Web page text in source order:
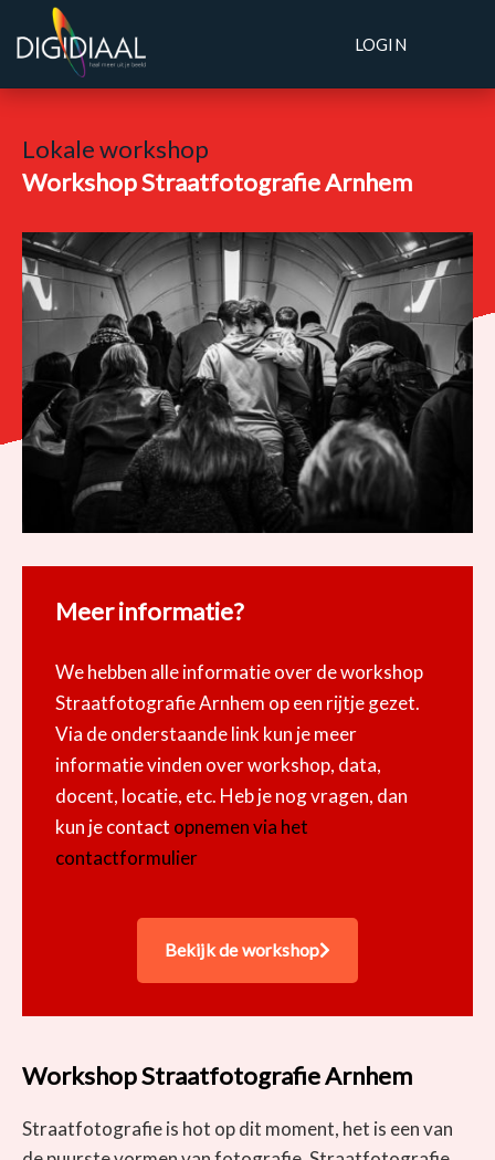
LOGIN
Lokale workshop
Workshop Straatfotografie Arnhem
Meer informatie?
We hebben alle informatie over de workshop
Straatfotografie Arnhem op een rijtje gezet.
Via de onderstaande link kun je meer
informatie vinden over workshop, data,
docent, locatie, etc. Heb je nog vragen, dan
kun je contact opnemen via het
contactformulier
Bekijk de workshop
Workshop Straatfotografie Arnhem
Straatfotografie is hot op dit moment, het is een van